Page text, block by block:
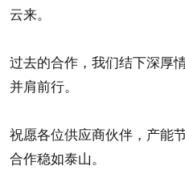
云来。
过去的合作，我们结下深厚
并肩前行。
祝愿各位供应商伙伴，产能
合作稳如泰山。